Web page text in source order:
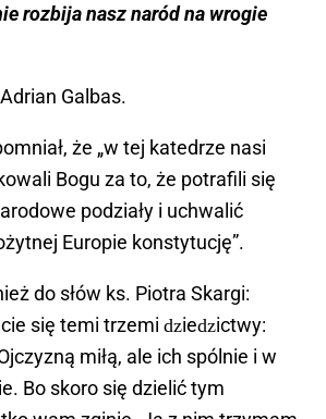
rozbija nasz naród na wrogie
Galbas.
że „w tej katedrze nasi
Bogu za to, że potrafili się
podziały i uchwalić
Europie konstytucję”.
do słów ks. Piotra Skargi:
się temi trzemi ǳieǳictwy:
miłą, ale ich spólnie i w
Bo skoro się dzielić tym